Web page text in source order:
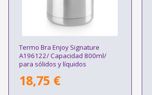
Termo Bra Enjoy Signature
A196122/ Capacidad 800ml/
para sólidos y líquidos
18,75 €